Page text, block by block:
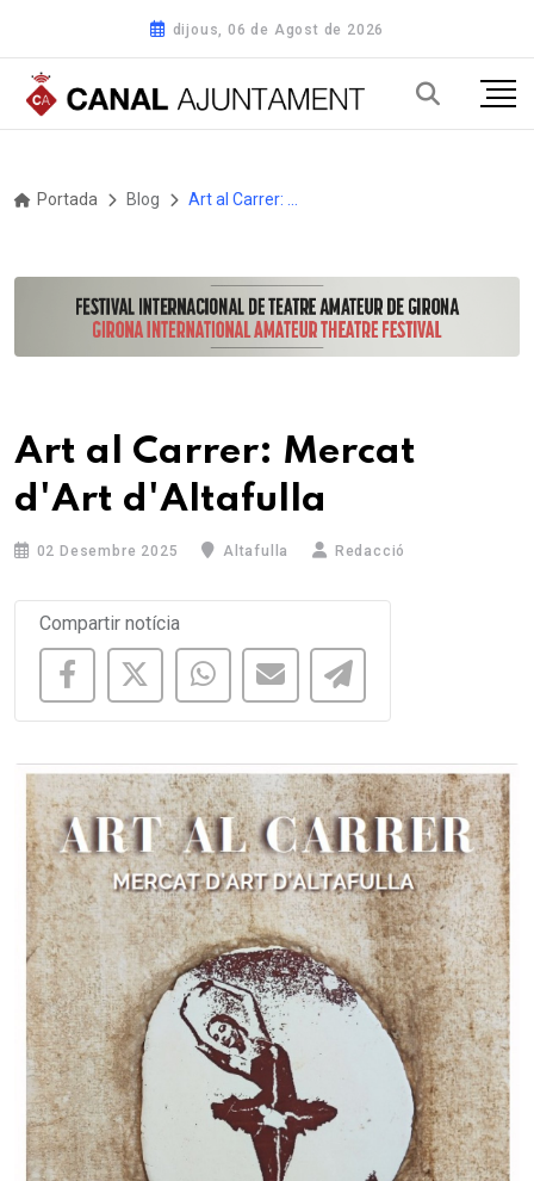
dijous, 06 de Agost de 2026
Portada Blog
Art al Carrer: Mercat
d'Art d'Altafulla
02 Desembre 2025 Altafulla Redacció
Compartir notícia